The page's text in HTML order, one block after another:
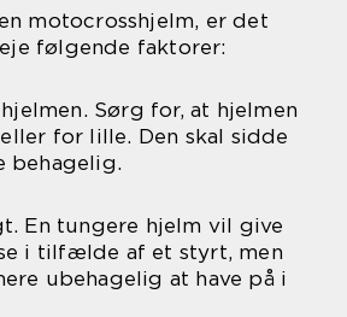
motocrosshjelm, er det
følgende faktorer:
Sørg for, at hjelmen
for lille. Den skal sidde
behagelig.
En tungere hjelm vil give
i tilfælde af et styrt, men
ubehagelig at have på i